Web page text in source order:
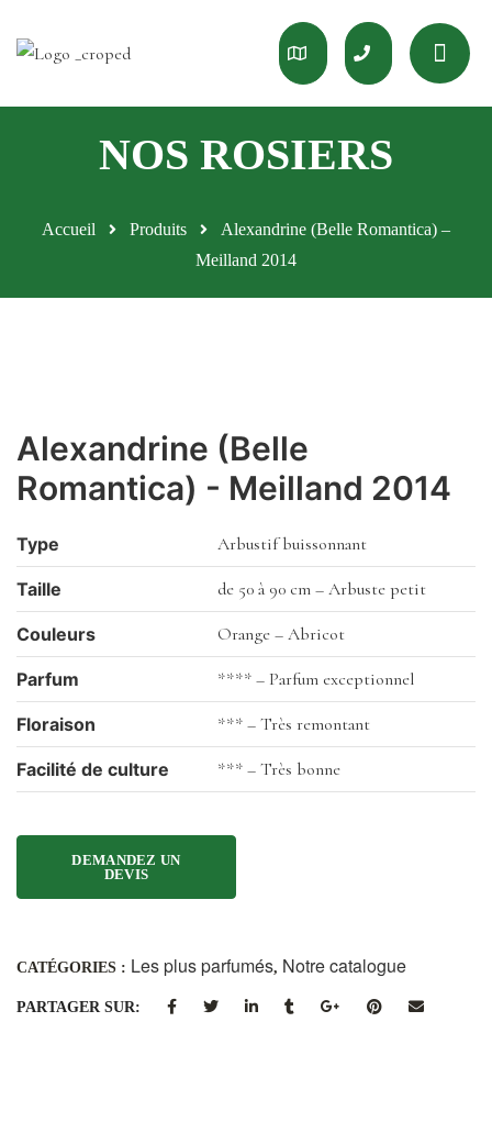
Accueil Produits
Alexandrine (Belle Romantica) –
Meilland 2014
Alexandrine (Belle
Romantica) - Meilland 2014
Type Arbustif buissonnant
Taille de 50 à 90 cm – Arbuste petit
Couleurs Orange – Abricot
Parfum **** – Parfum exceptionnel
Floraison *** – Très remontant
Facilité de culture *** – Très bonne
CATÉGORIES : Les plus parfumés, Notre catalogue
PARTAGER SUR: